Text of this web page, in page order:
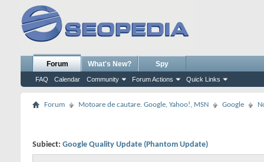
Forum
FAQ Calendar Community Forum Actions Quick Links
What's New? Spy
Forum Motoare de cautare. Google, Yahoo!, MSN Google
Subiect: Google Quality Update (Phantom Update)